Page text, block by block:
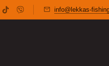
info@lekkas-